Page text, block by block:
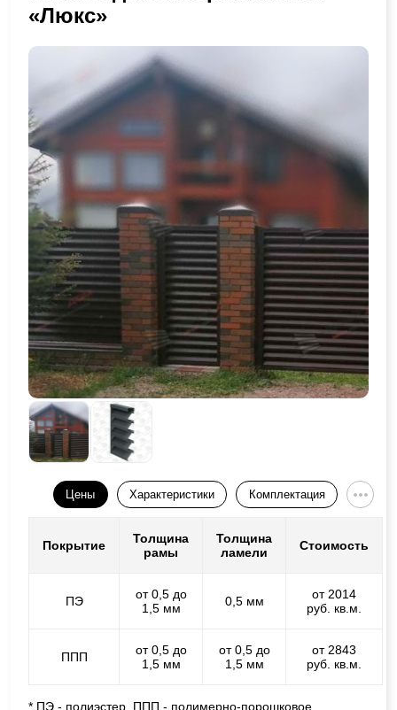
«Люкс»
Цены Характеристики Комплектация
Покрытие
Толщина
рамы
Толщина
ламели
Стоимость
ПЭ
от 0,5 до
1,5 мм
0,5 мм
от 2014
руб. кв.м.
ППП
от 0,5 до
1,5 мм
от 0,5 до
1,5 мм
от 2843
руб. кв.м.
* ПЭ - полиэстер, ППП - полимерно-порошковое